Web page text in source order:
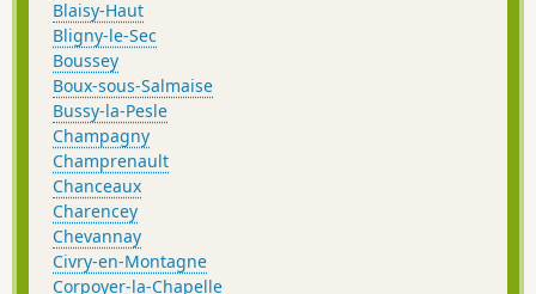
Blaisy-Haut
Bligny-le-Sec
Boussey
Boux-sous-Salmaise
Bussy-la-Pesle
Champagny
Champrenault
Chanceaux
Charencey
Chevannay
Civry-en-Montagne
Corpoyer-la-Chapelle